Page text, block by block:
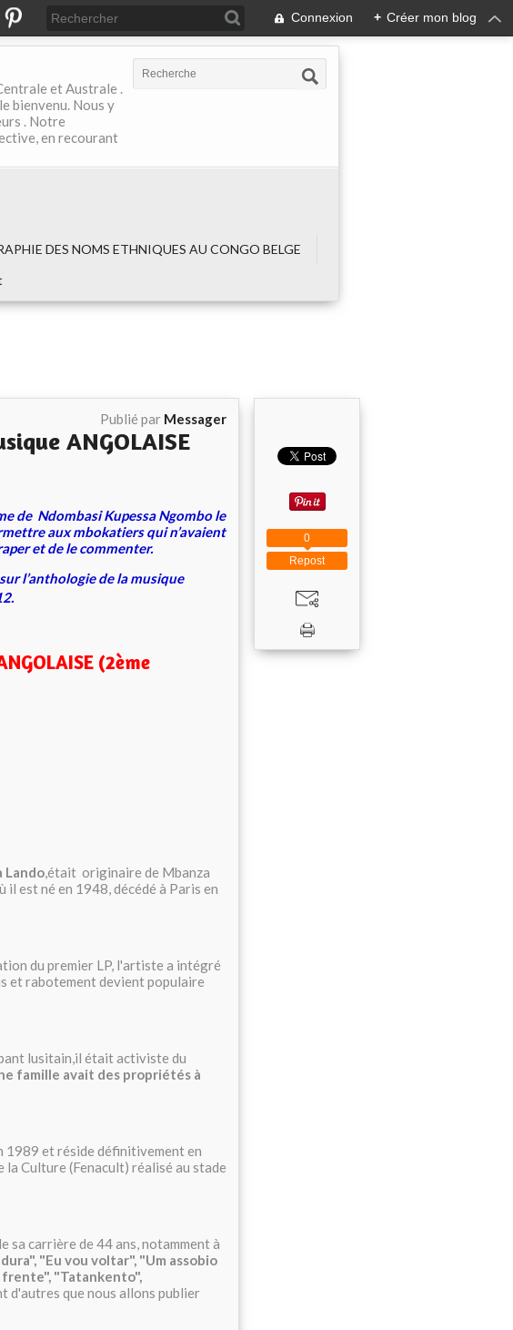
Connexion + Créer mon blog
et Australe .
bienvenu. Nous y
. Notre
en recourant
DES NOMS ETHNIQUES AU CONGO BELGE
Publié par Messager
ANGOLAISE
de Ndombasi Kupessa Ngombo le
aux mbokatiers qui n’avaient
et de le commenter.
l’anthologie de la musique
(2ème
Lando,était originaire de Mbanza
est né en 1948, décédé à Paris en
du premier LP, l'artiste a intégré
et rabotement devient populaire
lusitain,il était activiste du
famille avait des propriétés à
1989 et réside définitivement en
Culture (Fenacult) réalisé au stade
sa carrière de 44 ans, notamment à
"Eu vou voltar", "Um assobio
frente", "Tatankento",
d'autres que nous allons publier
Repost
0